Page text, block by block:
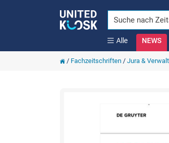
Alle NEWS
/ Fachzeitschriften/ Jura &